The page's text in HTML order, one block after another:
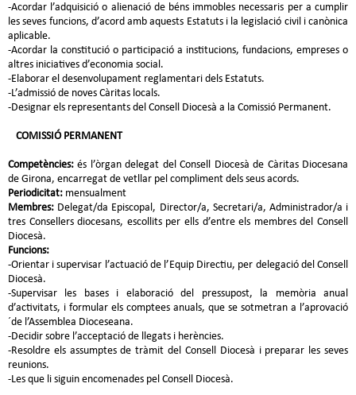
-Acordar l’adquisició o alienació de béns immobles necessaris per a cumplir
les seves funcions, d’acord amb aquests Estatuts i la legislació civil i canònica
aplicable.
-Acordar la constitució o participació a institucions, fundacions, empreses o
altres iniciatives d’economia social.
-Elaborar el desenvolupament reglamentari dels Estatuts.
-L’admissió de noves Càritas locals.
-Designar els representants del Consell Diocesà a la Comissió Permanent.
COMISSIÓ PERMANENT
Competències: és l’òrgan delegat del Consell Diocesà de Càritas Diocesana
de Girona, encarregat de vetllar pel compliment dels seus acords.
Periodicitat: mensualment
Membres: Delegat/da Episcopal, Director/a, Secretari/a, Administrador/a i
tres Consellers diocesans, escollits per ells d’entre els membres del Consell
Diocesà.
Funcions:
-Orientar i supervisar l’actuació de l’Equip Directiu, per delegació del Consell
Diocesà.
-Supervisar les bases i elaboració del pressupost, la memòria anual
d’activitats, i formular els comptees anuals, que se sotmetran a l’aprovació
´de l’Assemblea Dioceseana.
-Decidir sobre l’acceptació de llegats i herències.
-Resoldre els assumptes de tràmit del Consell Diocesà i preparar les seves
reunions.
-Les que li siguin encomenades pel Consell Diocesà.